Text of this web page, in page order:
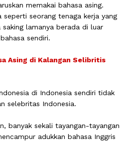
memakai bahasa asing.
seperti seorang tenaga kerja yang
lamanya berada di luar
sendiri.
Asing di Kalangan Selibritis
di Indonesia sendiri tidak
selebritas Indonesia.
banyak sekali tayangan-tayangan
adukkan bahasa Inggris